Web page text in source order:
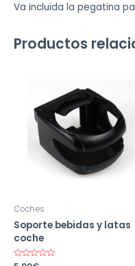
Va incluida la pegatina
Productos
Coches
Soporte bebidas y latas
coche